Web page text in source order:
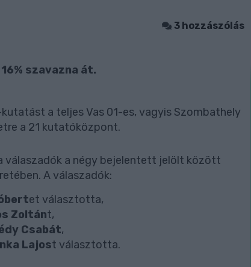
3 hozzászólás
szavazna át.
a teljes Vas 01-es, vagyis Szombathely
a 21 kutatóközpont.
válaszadók a négy bejelentett jelölt között
A válaszadók:
et választotta,
Zoltánt,
Csabát,
Lajost választotta.